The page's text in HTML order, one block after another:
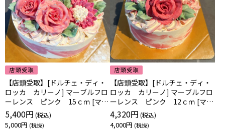
【店頭受取】[ドルチェ・ディ・
ロッカ カリーノ] マーブルフロ
ーレンス ピンク 15ｃｍ [マー
ブルピンク15]
5,400円
5,000円
【店頭受取】[ドルチェ・ディ・
ロッカ カリーノ] マーブルフロ
ーレンス ピンク 12ｃｍ [マー
ブルピンク12]
4,320円
4,000円